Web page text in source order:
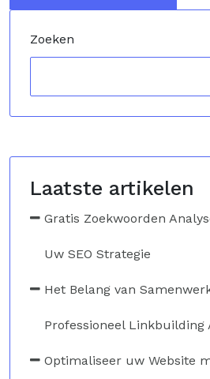
Zoeken
Laatste artikelen
Gratis Zoekwoorden
Uw SEO Strategie
Het Belang van
Professioneel Linkbuilding
Optimaliseer uw Website